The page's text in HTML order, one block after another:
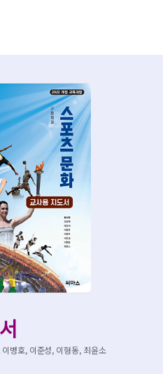
병호, 이준성, 이형동, 최윤소